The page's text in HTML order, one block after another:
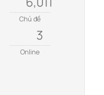
Chủ đề
3
Online